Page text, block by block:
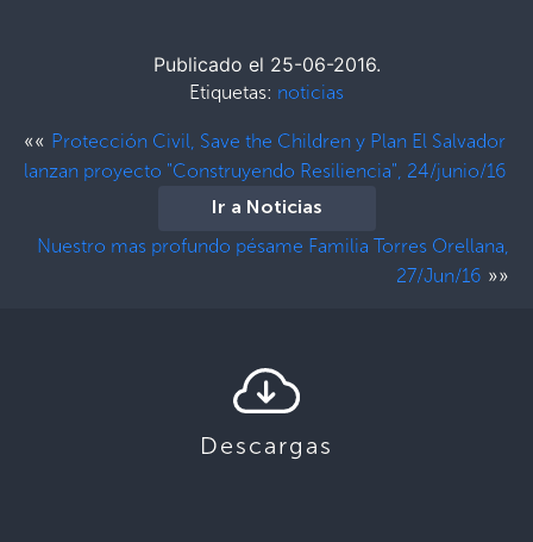
Publicado el 25-06-2016.
Etiquetas: noticias
«« Protección Civil, Save the Children y Plan El Salvador
lanzan proyecto "Construyendo Resiliencia", 24/junio/16
Ir a Noticias
Nuestro mas profundo pésame Familia Torres Orellana,
27/Jun/16 »»
Descargas